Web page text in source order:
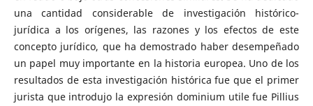
una cantidad considerable de investigación histórico-
jurídica a los orígenes, las razones y los efectos de este
concepto jurídico, que ha demostrado haber desempeñado
un papel muy importante en la historia europea. Uno de los
resultados de esta investigación histórica fue que el primer
jurista que introdujo la expresión dominium utile fue Pillius